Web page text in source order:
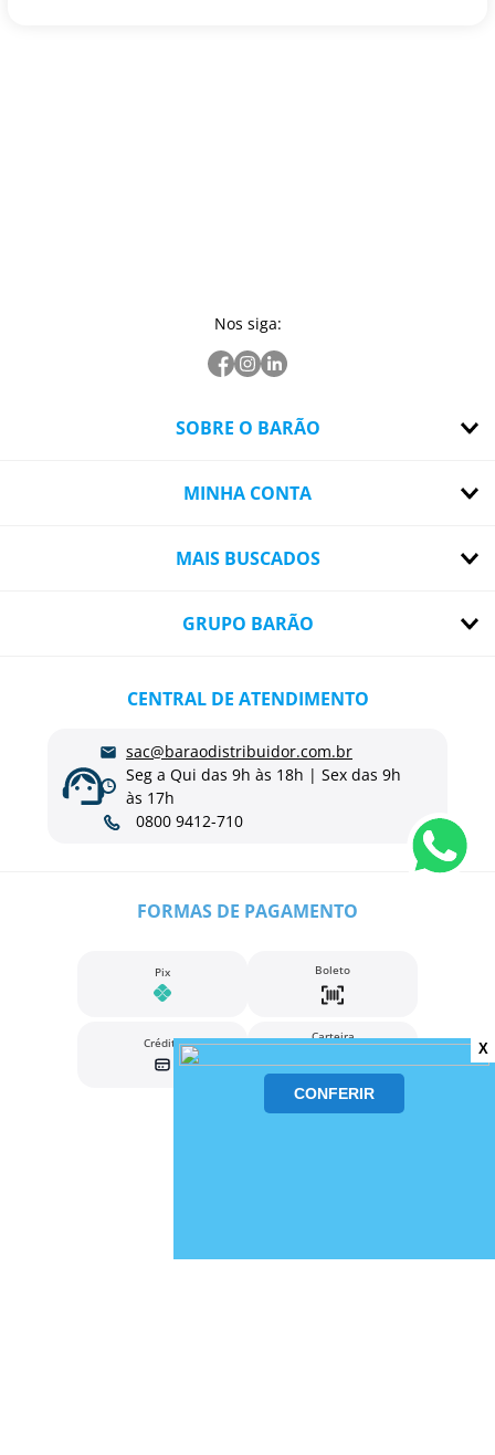
Nos siga:
SOBRE O BARÃO
MINHA CONTA
MAIS BUSCADOS
GRUPO BARÃO
CENTRAL DE ATENDIMENTO
sac@baraodistribuidor.com.br
Seg a Qui das 9h às 18h | Sex das 9h
às 17h
0800 9412-710
FORMAS DE PAGAMENTO
Pix Boleto
Crédito
Carteira
Digitais
X